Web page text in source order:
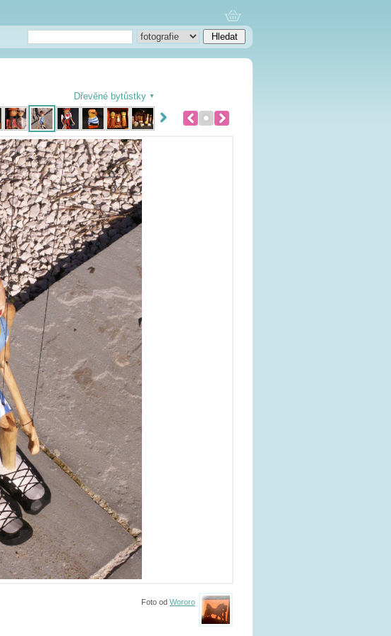
Dřevěné bytůstky ▼
Foto od Wororo